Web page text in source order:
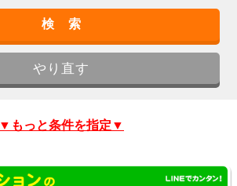
▼もっと条件を指定▼